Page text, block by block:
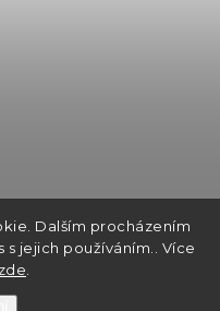
Dalším procházením
jejich používáním.. Více
zde